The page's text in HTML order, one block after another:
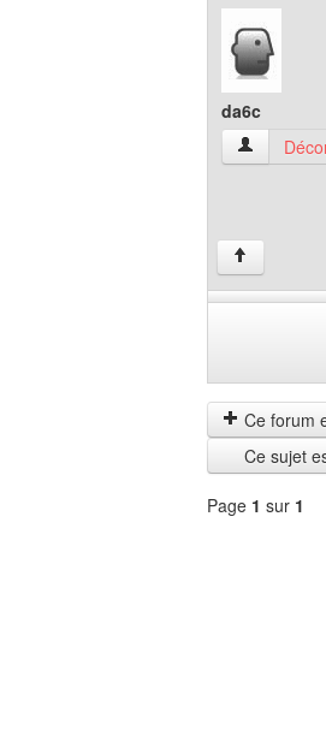
da6c
da6c Voir
↑
Ce forum
Ce sujet
Page 1 sur 1